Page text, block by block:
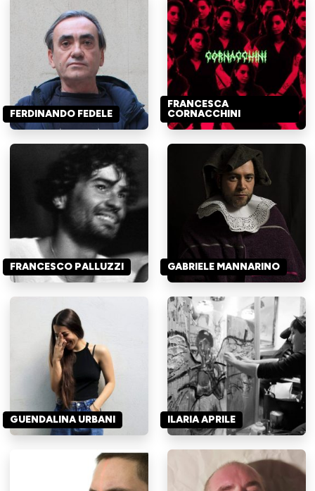
FERDINANDO FEDELE
FRANCESCA
CORNACCHINI
FRANCESCO PALLUZZI GABRIELE MANNARINO
GUENDALINA URBANI ILARIA APRILE